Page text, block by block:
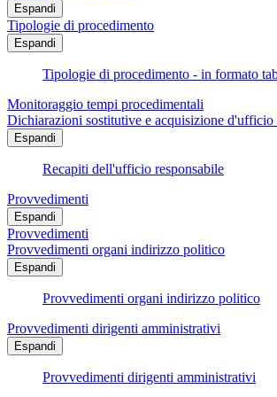
Espandi
Tipologie di procedimento
Espandi
Tipologie di procedimento - in formato
Monitoraggio tempi procedimentali
Dichiarazioni sostitutive e acquisizione d'ufficio
Espandi
Recapiti dell'ufficio responsabile
Provvedimenti
Espandi
Provvedimenti
Provvedimenti organi indirizzo politico
Espandi
Provvedimenti organi indirizzo politico
Provvedimenti dirigenti amministrativi
Espandi
Provvedimenti dirigenti amministrativi